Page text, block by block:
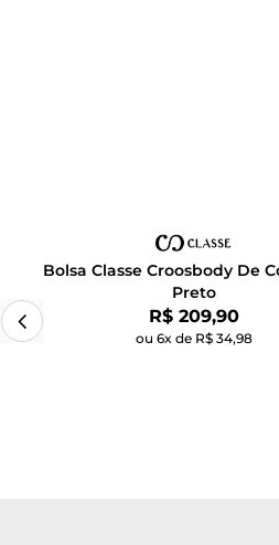
Bolsa Classe Croosbody De
Preto
Por:
R$ 209,90
ou 6x de R$ 34,98